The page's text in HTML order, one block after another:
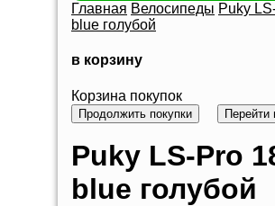
Главная Велосипеды Puky
blue голубой
в корзину
Корзина покупок
Перейти
Продолжить покупки
Puky LS-Pro
blue голубой